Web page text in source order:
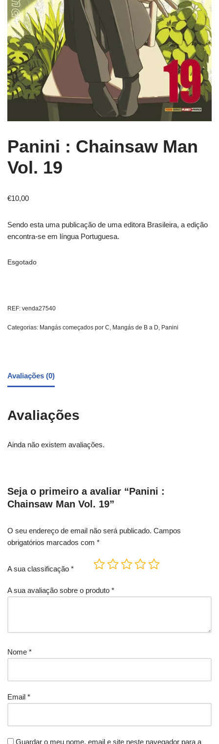
Panini : Chainsaw Man
Vol. 19
€10,00
Sendo esta uma publicação de uma editora Brasileira, a edição
encontra-se em língua Portuguesa.
Esgotado
REF: venda27540
Categorias: Mangás começados por C Mangás de B a D Panini
Avaliações (0)
Avaliações
Ainda não existem avaliações.
Seja o primeiro a avaliar “Panini :
Chainsaw Man Vol. 19”
O seu endereço de email não será publicado. Campos
obrigatórios marcados com *
A sua classificação *
A sua avaliação sobre o produto *
Nome *
Email *
Guardar o meu nome, email e site neste navegador para a